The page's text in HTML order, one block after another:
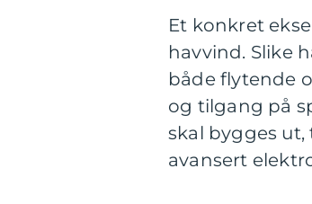
Et konkret
havvind. Slike
både flytende
og tilgang på
skal bygges
avansert